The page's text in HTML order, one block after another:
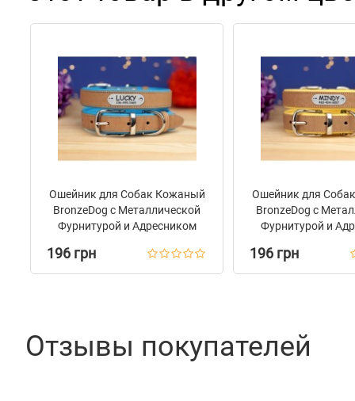
Ошейник для Собак Кожаный
BronzeDog с Металлической
Фурнитурой и Адресником
196 грн
Ошейник для
BronzeDog с
Фурнитурой и
196 грн
Отзывы покупателей